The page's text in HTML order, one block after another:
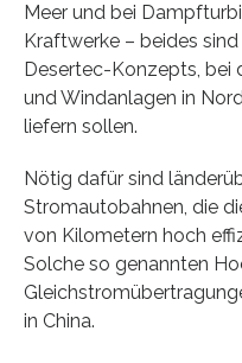
Meer und bei
Kraftwerke – beides
Desertec-Konzepts, bei
und Windanlagen in
liefern sollen.
Nötig dafür sind
Stromautobahnen, die
von Kilometern hoch
Solche so genannten
in China.